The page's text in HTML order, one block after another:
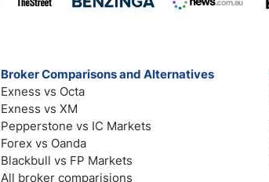
Broker Comparisons and Alternatives
Exness vs Octa
Exness vs XM
Pepperstone vs IC Markets
Forex vs Oanda
Blackbull vs FP Markets
All broker comparisions